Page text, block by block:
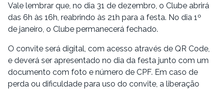
Vale lembrar que, no dia 31 de dezembro, o Clube abrirá
das 6h às 16h, reabrindo às 21h para a festa. No dia 1º
de janeiro, o Clube permanecerá fechado.
O convite será digital, com acesso através de QR Code,
e deverá ser apresentado no dia da festa junto com um
documento com foto e número de CPF. Em caso de
perda ou dificuldade para uso do convite, a liberação